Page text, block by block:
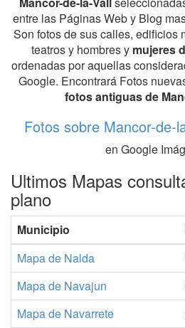
entre las Páginas Web y Blog
Son fotos de sus calles, edificios
teatros y hombres y mujeres
ordenadas por aquellas
Google. Encontrará Fotos
fotos antiguas de
Fotos sobre Mancor-de-
en Google
Ultimos Mapas
plano
Municipio
Mapa de Nalda
Mapa de Navajun
Mapa de Navarrete